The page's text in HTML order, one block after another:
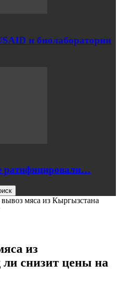
и биолаборатории
ратифицировали…
вывоз мяса из Кыргызстана
из
снизит цены на